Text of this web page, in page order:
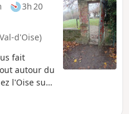
3h 20
d'Oise)
fait
autour du
l'Oise sur
de